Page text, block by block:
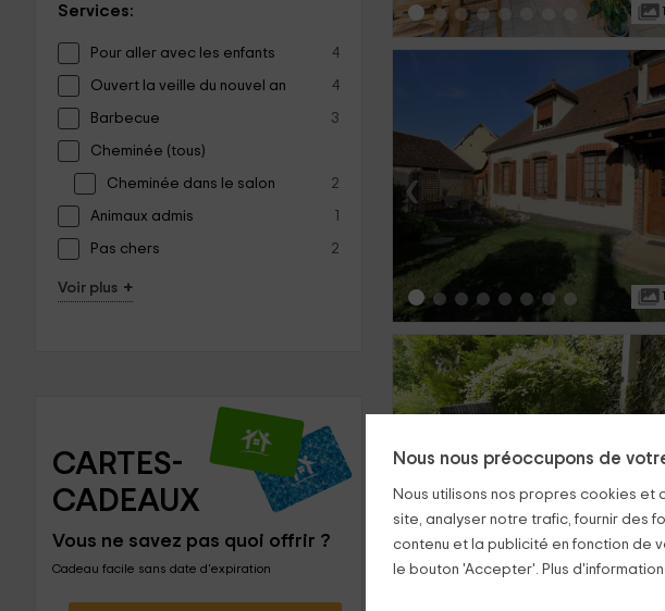
Nous nous préoccupons de
Nous utilisons nos propres cookies
site, analyser notre trafic, fournir des
contenu et la publicité en fonction de
le bouton 'Accepter'. Plus
Services:
Pour aller avec les enfants 4
Ouvert la veille du nouvel an 4
Barbecue 3
Cheminée (tous)
Cheminée dans le salon 2
Animaux admis 1
Pas chers 2
Voir plus +
CARTES-
CADEAUX
Vous ne savez pas quoi offrir ?
Cadeau facile sans date d'expiration
‹
‹